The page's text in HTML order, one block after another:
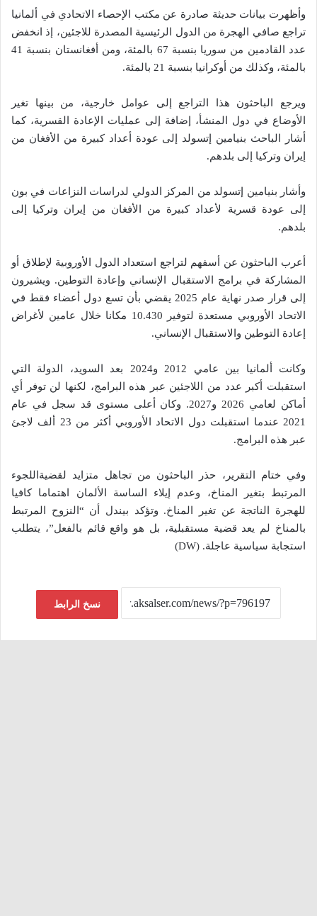
وأظهرت بيانات حديثة صادرة عن مكتب الإحصاء الاتحادي في ألمانيا
تراجع صافي الهجرة من الدول الرئيسية المصدرة للاجئين، إذ انخفض
عدد القادمين من سوريا بنسبة 67 بالمئة، ومن أفغانستان بنسبة 41
بالمئة، وكذلك من أوكرانيا بنسبة 21 بالمئة.
ويرجع الباحثون هذا التراجع إلى عوامل خارجية، من بينها تغير
الأوضاع في دول المنشأ، إضافة إلى عمليات الإعادة القسرية، كما
أشار الباحث بنيامين إتسولد إلى عودة أعداد كبيرة من الأفغان من
إيران وتركيا إلى بلدهم.
وأشار بنيامين إتسولد من المركز الدولي لدراسات النزاعات في بون
إلى عودة قسرية لأعداد كبيرة من الأفغان من إيران وتركيا إلى
بلدهم.
أعرب الباحثون عن أسفهم لتراجع استعداد الدول الأوروبية لإطلاق أو
المشاركة في برامج الاستقبال الإنساني وإعادة التوطين. ويشيرون
إلى قرار صدر نهاية عام 2025 يقضي بأن تسع دول أعضاء فقط في
الاتحاد الأوروبي مستعدة لتوفير 10.430 مكانا خلال عامين لأغراض
إعادة التوطين والاستقبال الإنساني.
وكانت ألمانيا بين عامي 2012 و2024 بعد السويد، الدولة التي
استقبلت أكبر عدد من اللاجئين عبر هذه البرامج، لكنها لن توفر أي
أماكن لعامي 2026 و2027. وكان أعلى مستوى قد سجل في عام
2021 عندما استقبلت دول الاتحاد الأوروبي أكثر من 23 ألف لاجئ
عبر هذه البرامج.
وفي ختام التقرير، حذر الباحثون من تجاهل متزايد لقضيةاللجوء
المرتبط بتغير المناخ، وعدم إيلاء الساسة الألمان اهتماما كافيا
للهجرة الناتجة عن تغير المناخ. وتؤكد بيندل أن “النزوح المرتبط
بالمناخ لم يعد قضية مستقبلية، بل هو واقع قائم بالفعل”، يتطلب
استجابة سياسية عاجلة. (DW)
نسخ الرابط